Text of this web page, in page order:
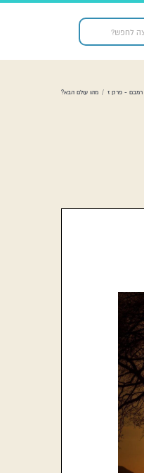
רמבם - פרק ז / מהו עולם הבא?